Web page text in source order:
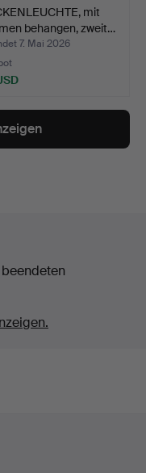
mit
behangen, zweit…
7. Mai 2026